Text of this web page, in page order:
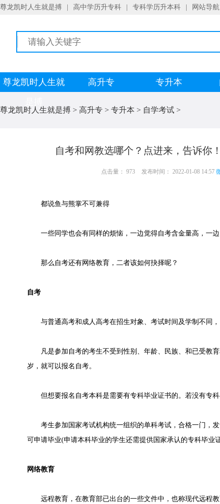
尊龙凯时人生就是搏 高中学历升专科 专科学历升本科 网站导航
尊龙凯时人生就
高升专 专升本
尊龙凯时人生就是搏 > 高升专 > 专升本 > 自学考试 >
自考和网教选哪个？点进来，告诉你
点击量： 973 发布时间： 2022-01-08 14:57
都说鱼与熊掌不可兼得
一些同学也会有同样的烦恼，一边觉得自考含金量高，一边
那么自考还有网络教育，二者该如何抉择呢？
自考
与普通高考和成人高考在招生对象、考试时间及学制不同，
凡是参加自考的考生不受到性别、年龄、民族、和已受教育
岁，就可以报名自考。
但想要报名自考本科是需要有专科毕业证书的。若没有专科
考生参加国家考试机构统一组织的单科考试，合格一门，发
可申请毕业(申请本科毕业的学生还需提供国家承认的专科毕业
网络教育
远程教育，在教育部已出台的一些文件中，也称现代远程教